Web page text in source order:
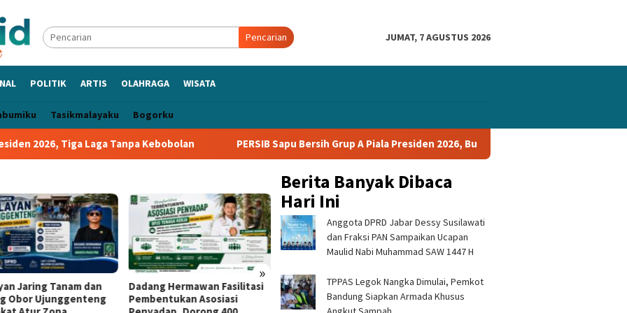
Pencarian JUMAT, 7 AGUSTUS 2026
POLITIK ARTIS OLAHRAGA WISATA
Tasikmalayaku Bogorku
2026, Tiga Laga Tanpa Kebobolan PERSIB Sapu Bersih Grup A Piala Presiden 2026, Bungkam Tampines Rovers 1-0 dan
»
Jaring Tanam dan
Obor Ujunggenteng
Dadang Hermawan Fasilitasi
Pembentukan Asosiasi
Wabup Sukabumi Tegaskan
Perang terhadap Narkoba
BPBD dan Mahasiswa KKN
Edukasi Mitigasi Bencana ke
Berita Banyak Dibaca
Hari Ini
Anggota DPRD Jabar Dessy Susilawati
dan Fraksi PAN Sampaikan Ucapan
Maulid Nabi Muhammad SAW 1447 H
TPPAS Legok Nangka Dimulai, Pemkot
Bandung Siapkan Armada Khusus